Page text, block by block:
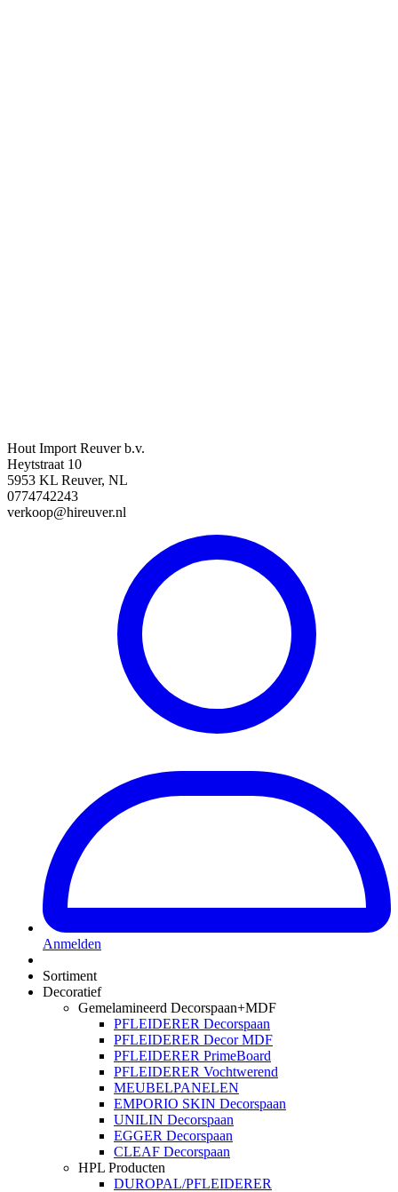
Hout Import Reuver b.v.
Heytstraat 10
5953 KL Reuver, NL
0774742243
verkoop@hireuver.nl
Anmelden
Sortiment
Decoratief
Gemelamineerd Decorspaan+MDF
PFLEIDERER Decorspaan
PFLEIDERER Decor MDF
PFLEIDERER PrimeBoard
PFLEIDERER Vochtwerend
MEUBELPANELEN
EMPORIO SKIN Decorspaan
UNILIN Decorspaan
EGGER Decorspaan
CLEAF Decorspaan
HPL Producten
DUROPAL/PFLEIDERER